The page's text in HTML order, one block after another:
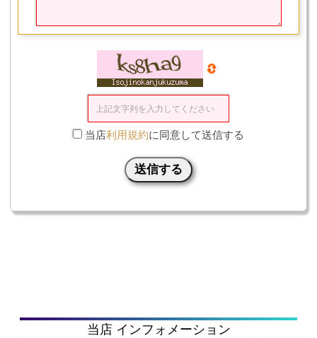
当店利用規約に同意して送信する
送信する
当店 インフォメーション